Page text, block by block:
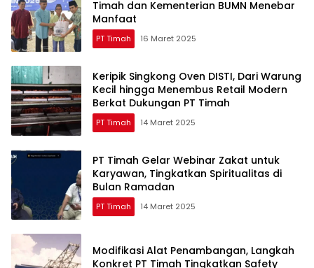
Timah dan Kementerian BUMN Menebar
Manfaat
PT Timah 16 Maret 2025
Keripik Singkong Oven DISTI, Dari Warung
Kecil hingga Menembus Retail Modern
Berkat Dukungan PT Timah
PT Timah 14 Maret 2025
PT Timah Gelar Webinar Zakat untuk
Karyawan, Tingkatkan Spiritualitas di
Bulan Ramadan
PT Timah 14 Maret 2025
Modifikasi Alat Penambangan, Langkah
Konkret PT Timah Tingkatkan Safety